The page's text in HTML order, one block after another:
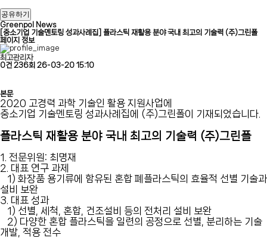
공유하기
Greenpol News
[중소기업 기술멘토링 성과사례집] 플라스틱 재활용 분야 국내 최고의 기술력 (주)그린폴
페이지 정보
최고관리자
0건 236회 26-03-20 15:10
본문
2020 고경력 과학 기술인 활용 지원사업에
중소기업 기술멘토링 성과사례집에 (주)그린폴이 기재되었습니다.
플라스틱 재활용 분야 국내 최고의 기술력 (주)그린폴
1. 전문위원: 최명재
2. 대표 연구 과제
1) 화장품 용기류에 함유된 혼합 폐플라스틱의 효율적 선별 기술과
설비 보완
3. 대표 성과
1) 선별, 세척, 혼합, 건조설비 등의 전처리 설비 보완
2) 다양한 혼합 플라스틱을 일련의 공정으로 선별, 분리하는 기술
개발, 적용 전수